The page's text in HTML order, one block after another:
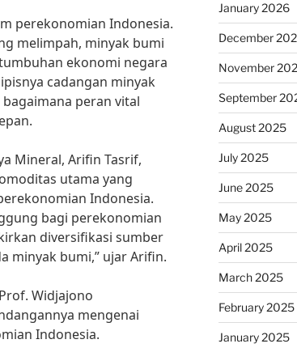
perekonomian Indonesia.
melimpah, minyak bumi
ekonomi negara
cadangan minyak
peran vital
Mineral, Arifin Tasrif,
utama yang
Indonesia.
bagi perekonomian
diversifikasi sumber
minyak bumi,” ujar Arifin.
Widjajono
mengenai
Indonesia.
January 2026
December
November
September
August 2025
July 2025
June 2025
May 2025
April 2025
March 2025
February 2025
January 2025